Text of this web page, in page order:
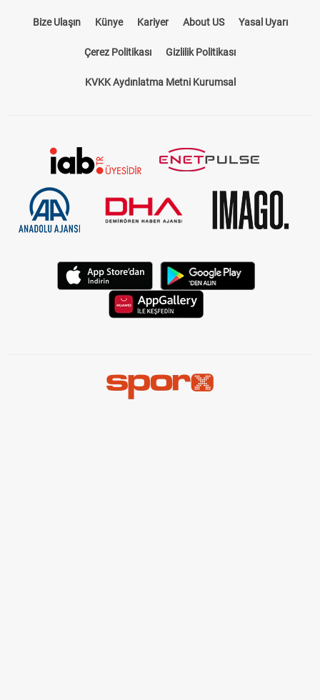
Bize Ulaşın Künye Kariyer About US Yasal Uyarı
Çerez Politikası Gizlilik Politikası
KVKK Aydınlatma Metni Kurumsal